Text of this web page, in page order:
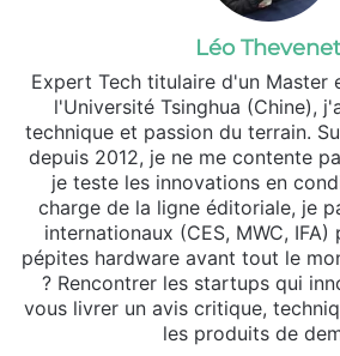
Léo Thevenet
Expert Tech titulaire d'un Master
l'Université Tsinghua (Chine),
technique et passion du terrain.
depuis 2012, je ne me contente
je teste les innovations en
charge de la ligne éditoriale, je
internationaux (CES, MWC,
pépites hardware avant tout le
? Rencontrer les startups qui
vous livrer un avis critique,
les produits de